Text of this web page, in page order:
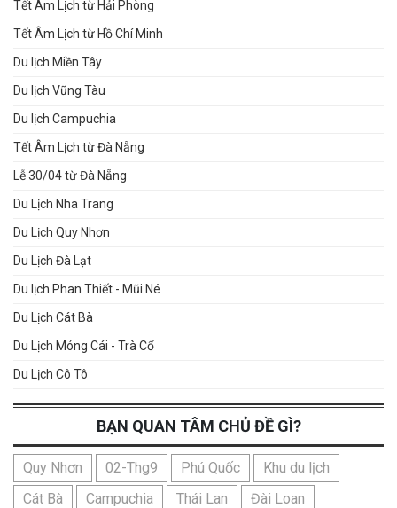
Tết Âm Lịch từ Hải Phòng
Tết Âm Lịch từ Hồ Chí Minh
Du lịch Miền Tây
Du lịch Vũng Tàu
Du lịch Campuchia
Tết Âm Lịch từ Đà Nẵng
Lễ 30/04 từ Đà Nẵng
Du Lịch Nha Trang
Du Lịch Quy Nhơn
Du Lịch Đà Lạt
Du lịch Phan Thiết - Mũi Né
Du Lịch Cát Bà
Du Lịch Móng Cái - Trà Cổ
Du Lịch Cô Tô
BẠN QUAN TÂM CHỦ ĐỀ GÌ?
Quy Nhơn 02-Thg9 Phú Quốc
Khu du lịch
Cát Bà
Campuchia Thái Lan
Đài Loan